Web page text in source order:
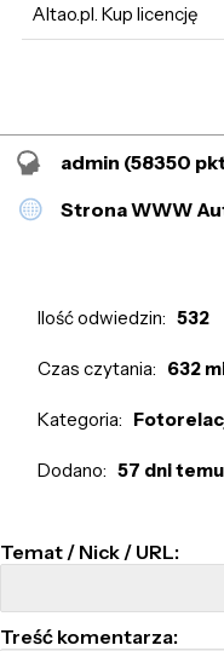
Altao.pl. Kup licencję
admin (58350
Strona WWW
Ilość odwiedzin: 532
Czas czytania: 632
Kategoria:
Dodano: 57 dni
Temat / Nick / URL:
Treść komentarza: